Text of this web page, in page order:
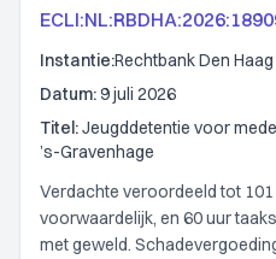
Instantie:Rechtbank Den Haag
Datum:9 juli 2026
Titel:Jeugddetentie voor
’s-Gravenhage
Verdachte veroordeeld tot
voorwaardelijk, en 60 uur
met geweld.